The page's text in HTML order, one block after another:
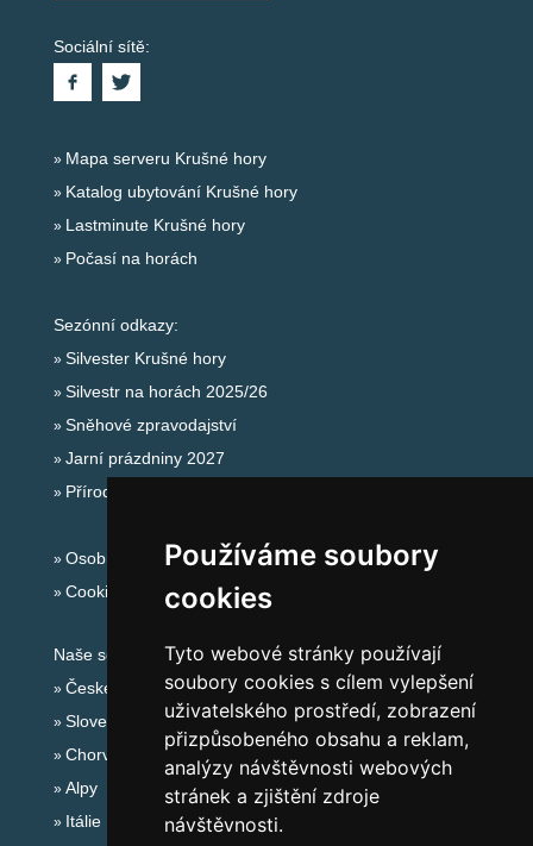
Používáme soubory
cookies
Tyto webové stránky používají
soubory cookies s cílem vylepšení
uživatelského prostředí, zobrazení
přizpůsobeného obsahu a reklam,
analýzy návštěvnosti webových
stránek a zjištění zdroje
návštěvnosti.
Sociální sítě:
Mapa serveru Krušné hory
Katalog ubytování Krušné hory
Lastminute Krušné hory
Počasí na horách
Sezónní odkazy:
Silvester Krušné hory
Silvestr na horách 2025/26
Sněhové zpravodajství
Jarní prázdniny 2027
Přírodní koupaliště
Osobní údaje
Cookies
Naše servery:
České hory
Slovenské hory
Chorvatsko
Alpy
Itálie